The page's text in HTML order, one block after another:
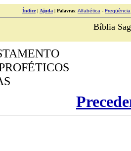
Índice| Ajuda | Palavras: Alfabética - Freqüência
Bíblia